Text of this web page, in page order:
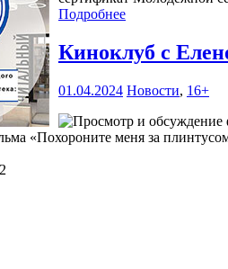
Подробнее
Киноклуб с
01.04.2024 Новости, 16+
«Похороните меня за